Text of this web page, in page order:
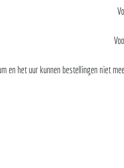
en het uur kunnen bestellingen niet